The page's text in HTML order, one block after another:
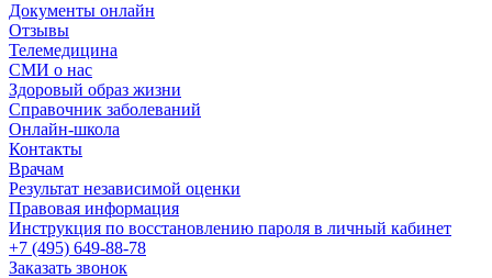
Документы онлайн
Отзывы
Телемедицина
СМИ о нас
Здоровый образ жизни
Справочник заболеваний
Онлайн-школа
Контакты
Врачам
Результат независимой оценки
Правовая информация
Инструкция по восстановлению пароля в личный кабинет
+7 (495) 649-88-78
Заказать звонок